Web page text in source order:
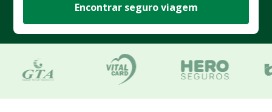
Encontrar seguro viagem